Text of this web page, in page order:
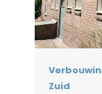
Zuid